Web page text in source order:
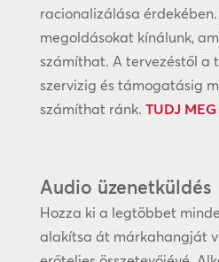
racionalizálása
megoldásokat kínálunk,
számíthat. A tervezéstől a
szervizig és támogatásig
számíthat ránk. TUDJ MEG
Audio üzenetküldés
Hozza ki a legtöbbet
alakítsa át márkahangját